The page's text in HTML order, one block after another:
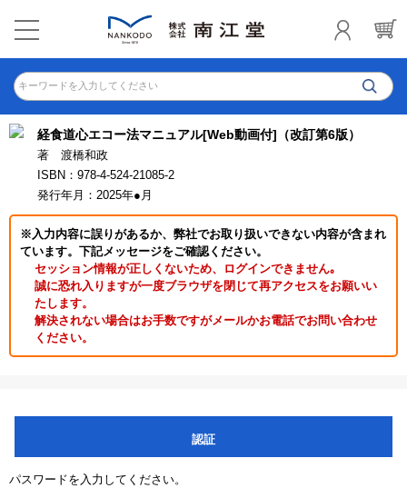
キーワードを入力してください
経食道心エコー法マニュアル[Web動画付]（改訂第6版）
著 渡橋和政
ISBN：978-4-524-21085-2
発行年月：2025年●月
※入力内容に誤りがあるか、弊社でお取り扱いできない内容が含まれ
ています。下記メッセージをご確認ください。
セッション情報が正しくないため、ログインできません｡
誠に恐れ入りますが一度ブラウザを閉じて再アクセスをお願いい
たします。
解決されない場合はお手数ですがメールかお電話でお問い合わせ
ください。
認証
パスワードを入力してください。